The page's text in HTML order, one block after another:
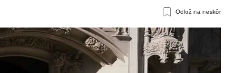
Odlož na neskôr